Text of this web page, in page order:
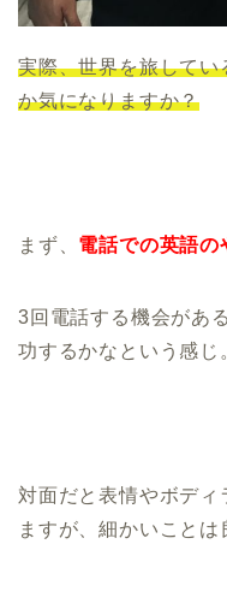
実際、世界を旅して
か気になりますか？
まず、 電話での英語の
3回電話する機会があ
功するかなという感じ
対面だと表情やボディ
ますが、細かいことは